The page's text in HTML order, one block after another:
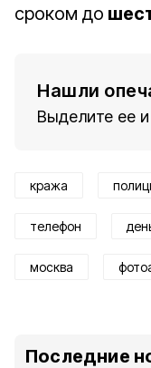
сроком до
Нашли
Выделите ее
кража
телефон
москва
Последние